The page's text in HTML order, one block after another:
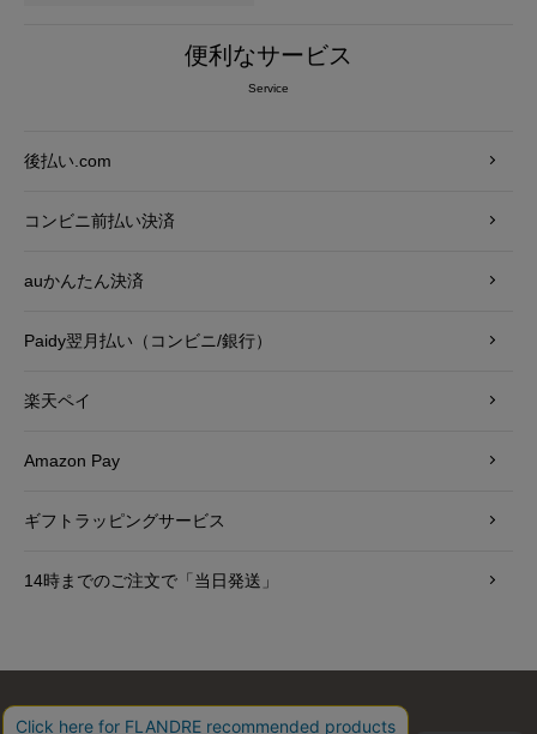
便利なサービス
Service
後払い.com
コンビニ前払い決済
auかんたん決済
Paidy翌月払い（コンビニ/銀行）
楽天ペイ
Amazon Pay
ギフトラッピングサービス
14時までのご注文で「当日発送」